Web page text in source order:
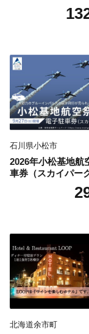
べるボディセラピ
石川県小松市
2026年小松基地航
車券（スカイパー
翼） 駐車場 シャト
りばすぐ 石川県
北海道余市町